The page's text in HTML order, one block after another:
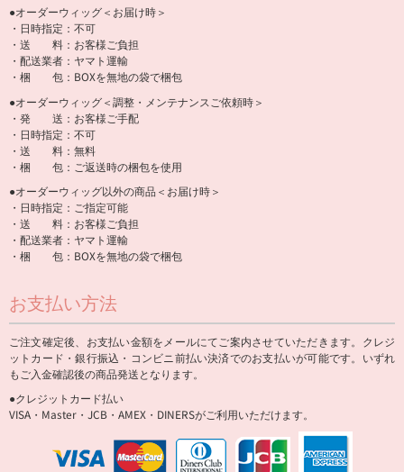
●オーダーウィッグ＜お届け時＞
・日時指定：不可
・送 料：お客様ご負担
・配送業者：ヤマト運輸
・梱 包：BOXを無地の袋で梱包
●オーダーウィッグ＜調整・メンテナンスご依頼時＞
・発 送：お客様ご手配
・日時指定：不可
・送 料：無料
・梱 包：ご返送時の梱包を使用
●オーダーウィッグ以外の商品＜お届け時＞
・日時指定：ご指定可能
・送 料：お客様ご負担
・配送業者：ヤマト運輸
・梱 包：BOXを無地の袋で梱包
お支払い方法
ご注文確定後、お支払い金額をメールにてご案内させていただきます。クレジ
ットカード・銀行振込・コンビニ前払い決済でのお支払いが可能です。いずれ
もご入金確認後の商品発送となります。
●クレジットカード払い
VISA・Master・JCB・AMEX・DINERSがご利用いただけます。